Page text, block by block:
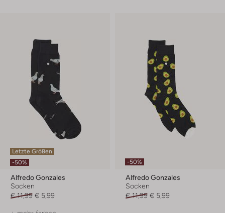
Letzte Größen
-50%
Alfredo Gonzales
Socken
€ 11,99 € 5,99
-50%
Alfredo Gonzales
Socken
€ 11,99 € 5,99